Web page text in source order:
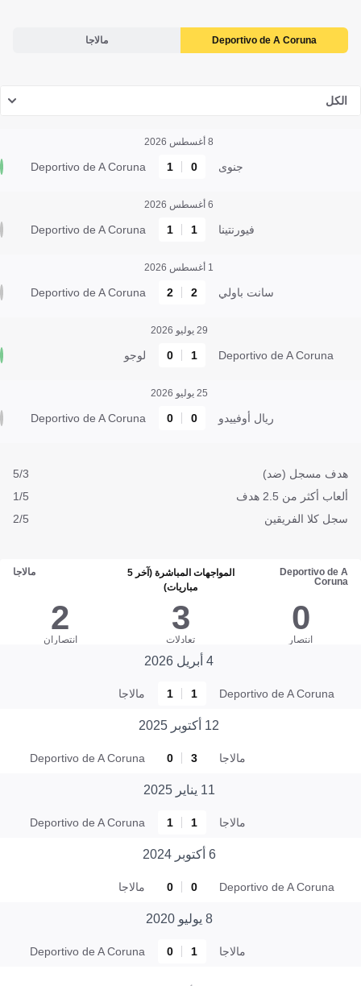
Deportivo de A Coruna مالاجا
الكل
8 أغسطس 2026
جنوى 0
1
Deportivo de A Coruna
6 أغسطس 2026
فيورنتينا 1
1
Deportivo de A Coruna
1 أغسطس 2026
سانت باولي 2
2
Deportivo de A Coruna
29 يوليو 2026
Deportivo de A Coruna
1
0 لوجو
25 يوليو 2026
ريال أوفييدو 0
0
Deportivo de A Coruna
هدف مسجل (ضد)
5/3
ألعاب أكثر من 2.5 هدف
1/5
سجل كلا الفريقين
2/5
Deportivo de A
Coruna
المواجهات المباشرة (آخر 5
مباريات)
مالاجا
0
انتصار
3
تعادلات
2
انتصاران
4 أبريل 2026
Deportivo de A Coruna
1
1 مالاجا
12 أكتوبر 2025
مالاجا 3
0
Deportivo de A Coruna
11 يناير 2025
مالاجا 1
1
Deportivo de A Coruna
6 أكتوبر 2024
Deportivo de A Coruna
0
0 مالاجا
8 يوليو 2020
مالاجا 1
0
Deportivo de A Coruna